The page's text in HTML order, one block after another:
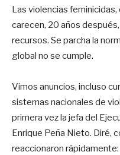
Las violencias
carecen, 20 años
recursos. Se parcha la
global no se cumple.
Vimos anuncios, incluso
sistemas nacionales de
primera vez la jefa del
Enrique Peña Nieto. Diré,
reaccionaron